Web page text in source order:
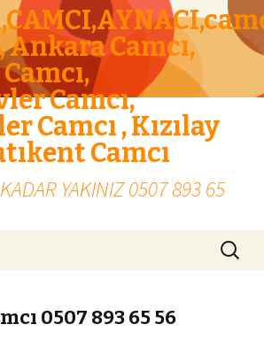
Ankara Camcı,
Camcı,
Camcı , Kızılay
Camcı
YAKINIZ 0507 893 65
Arama:
0507 893 65 56